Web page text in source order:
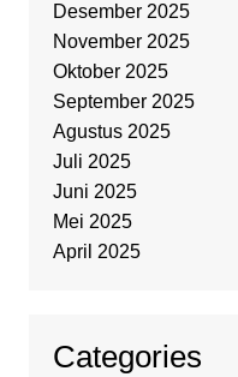
Desember 2025
November 2025
Oktober 2025
September 2025
Agustus 2025
Juli 2025
Juni 2025
Mei 2025
April 2025
Categories